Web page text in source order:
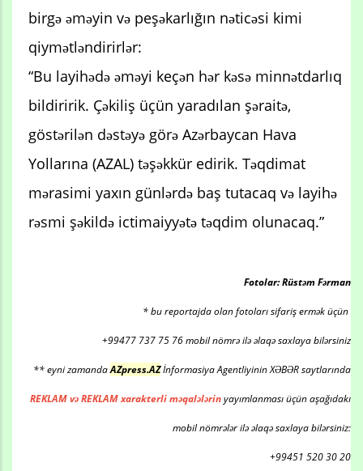
birgə əməyin və peşəkarlığın nəticəsi kimi
qiymətləndirirlər:
“Bu layihədə əməyi keçən hər kəsə minnətdarlıq
bildiririk. Çəkiliş üçün yaradılan şəraitə,
göstərilən dəstəyə görə Azərbaycan Hava
Yollarına (AZAL) təşəkkür edirik. Təqdimat
mərasimi yaxın günlərdə baş tutacaq və layihə
rəsmi şəkildə ictimaiyyətə təqdim olunacaq.”
Fotolar: Rüstəm Fərman
* bu reportajda olan fotoları sifariş ermək üçün
+99477 737 75 76 mobil nömrə ilə əlaqə saxlaya bilərsiniz
** eyni zamandaAZpress.AZİnformasiya Agentliyinin XƏBƏR saytlarında
REKLAM və REKLAM xarakterli məqalələrinyayımlanması üçün aşağıdakı
mobil nömrələr ilə əlaqə saxlaya bilərsiniz:
+99451 520 30 20